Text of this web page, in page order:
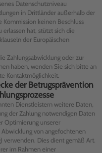
Datenschutzniveau
in Drittländer außerhalb der
Kommission keinen Beschluss
erlassen hat, stützt sich die
der Europäischen
Zahlungsabwicklung oder zur
haben, wenden Sie sich bitte an
Kontaktmöglichkeit.
der Betrugsprävention
Dienstleistern weitere Daten,
der Zahlung notwendigen Daten
Optimierung unserer
Abwicklung von angefochtenen
verwenden. Dies dient gemäß Art.
im Rahmen einer